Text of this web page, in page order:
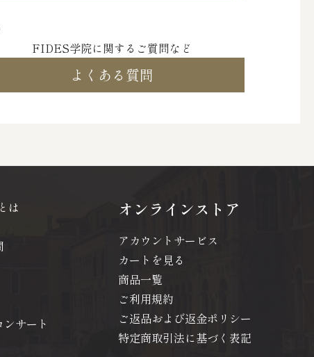
FIDES学院に関するご質問など
よくある質問
は
サート
オンラインストア
アカウントサービス
カートを見る
商品一覧
ご利用規約
ご返品および返金ポリシー
特定商取引法に基づく表記